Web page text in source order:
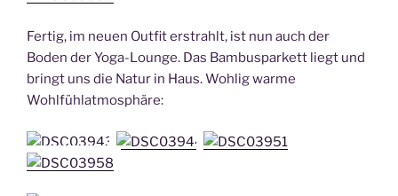
Fertig, im neuen Outfit erstrahlt, ist nun auch der
Boden der Yoga-Lounge. Das Bambusparkett liegt und
bringt uns die Natur in Haus. Wohlig warme
Wohlfühlatmosphäre: